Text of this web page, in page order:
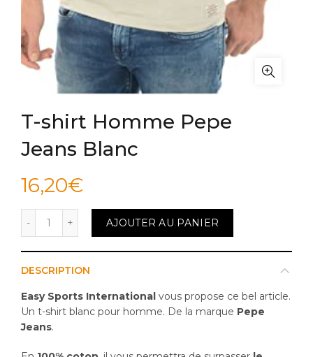
T-shirt Homme Pepe
Jeans Blanc
16,20€
quantité de T-shirt Homme Pepe Jeans Blanc
AJOUTER AU PANIER
DESCRIPTION
Easy Sports International vous propose ce bel article.
Un t-shirt blanc pour homme. De la marque Pepe
Jeans.